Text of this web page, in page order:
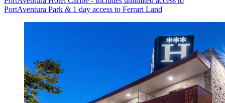
PortAventura Park & 1 day access to Ferrari Land